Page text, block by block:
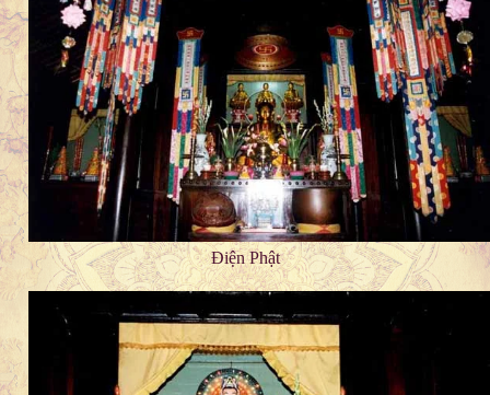
Điện Phật